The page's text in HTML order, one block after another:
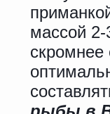
массой 2-
скромнее